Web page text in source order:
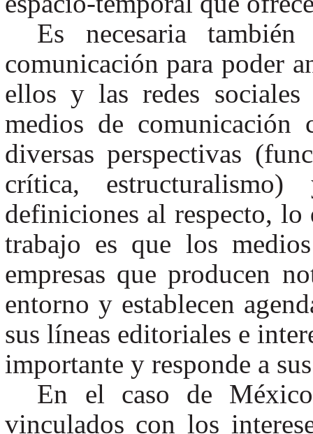
Es necesaria
comunicación para poder
ellos y las redes
medios de comunicación
diversas perspectivas
crítica,
definiciones al respecto, lo
trabajo es que los
empresas que producen
entorno y establecen
sus líneas editoriales e
importante y responde a
En el caso de
vinculados con los